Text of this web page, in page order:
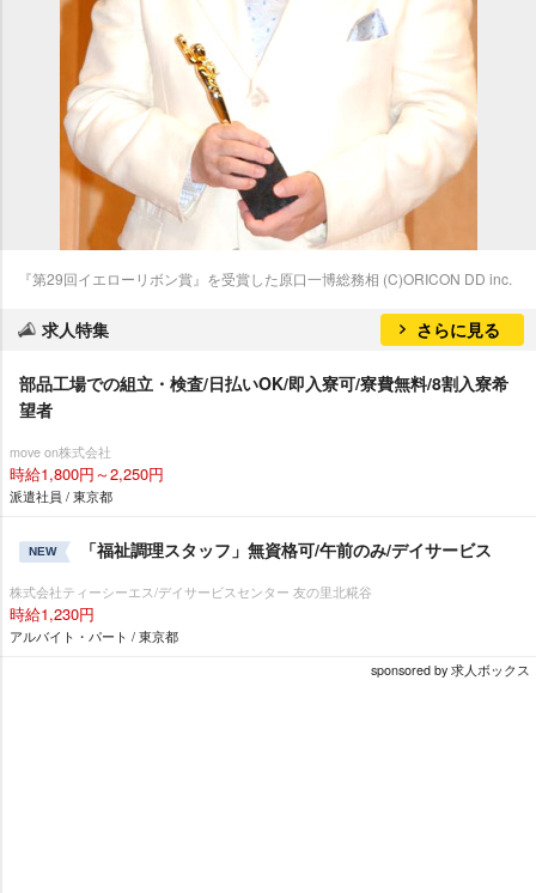
『第29回イエローリボン賞』を受賞した原口一博総務相 (C)ORICON DD inc.
求人特集 さらに見る
部品工場での組立・検査/日払いOK/即入寮可/寮費無料/8割入寮希
望者
move on株式会社
時給1,800円～2,250円
派遣社員 / 東京都
NEW 「福祉調理スタッフ」無資格可/午前のみ/デイサービス
株式会社ティーシーエス/デイサービスセンター 友の里北糀谷
時給1,230円
アルバイト・パート / 東京都
sponsored by 求人ボックス